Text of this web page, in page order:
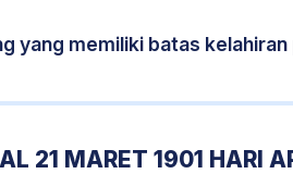
yang memiliki batas
21 MARET 1901 HARI